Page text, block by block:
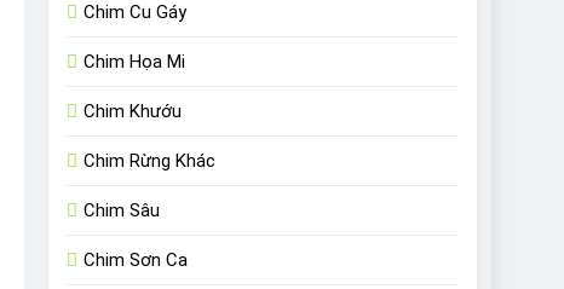
Chim Cu Gáy
Chim Họa Mi
Chim Khướu
Chim Rừng Khác
Chim Sâu
Chim Sơn Ca